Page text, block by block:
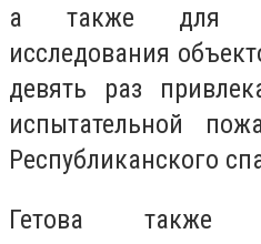
а также для
исследования
девять раз
испытательной
Республиканского
Гетова также